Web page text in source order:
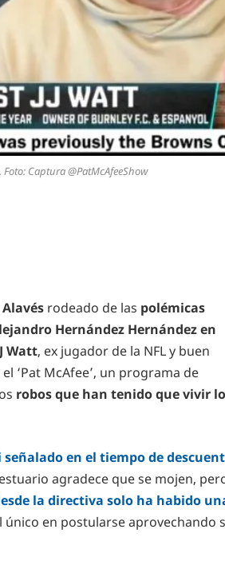
Captura @PatMcAfeeShow
rodeado de las polémicas
Hernández Hernández en
Watt, ex jugador de la NFL y buen
‘Pat McAfee’, un programa de
robos que han tenido que vivir
en el tiempo de
agradece que se mojen,
la directiva solo ha habido
único en postularse aprovechando